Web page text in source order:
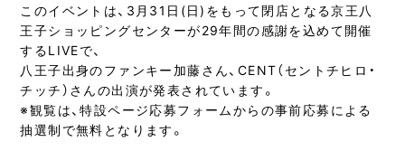
このイベントは、3月31日(日)をもって閉店となる京王八
王子ショッピングセンターが29年間の感謝を込めて開催
するLIVEで、
八王子出身のファンキー加藤さん、CENT（セントチヒロ・
チッチ）さんの出演が発表されています。
※観覧は、特設ページ応募フォームからの事前応募による
抽選制で無料となります。